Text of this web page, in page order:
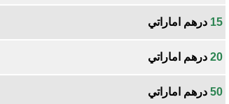
15 درهم اماراتي
20 درهم اماراتي
50 درهم اماراتي